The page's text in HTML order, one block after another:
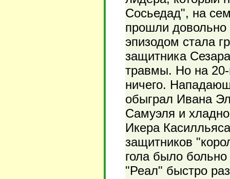
Сосьедад", на
прошли
эпизодом стала
защитника
травмы. Но на 20-
ничего.
обыграл Ивана
Самуэля и
Икера
защитников
гола было
"Реал" быстро